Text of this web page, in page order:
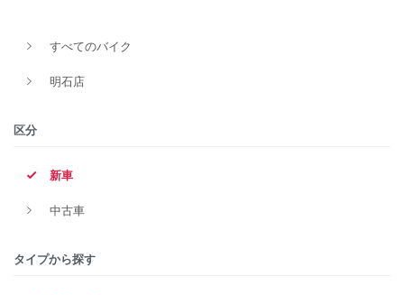
すべてのバイク
明石店
区分
新車
中古車
タイプから探す
メーカー